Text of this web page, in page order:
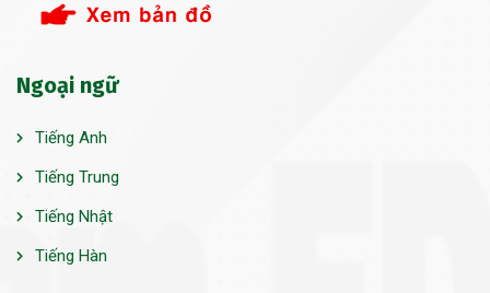
Ngoại ngữ
Tiếng Anh
Tiếng Trung
Tiếng Nhật
Tiếng Hàn